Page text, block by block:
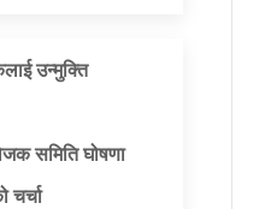
उन्मुक्ति
समिति घोषणा